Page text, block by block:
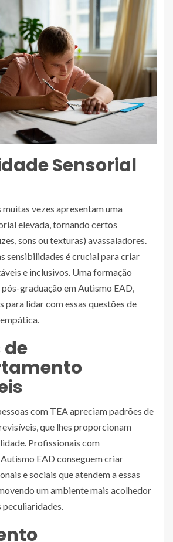
Sensorial
vezes apresentam uma
elevada, tornando certos
sons ou texturas) avassaladores.
sensibilidades é crucial para criar
e inclusivos. Uma formação
graduação em Autismo EAD,
para lidar com essas questões de
de
com TEA apreciam padrões de
que lhes proporcionam
Profissionais com
EAD conseguem criar
e sociais que atendem a essas
um ambiente mais acolhedor
peculiaridades.